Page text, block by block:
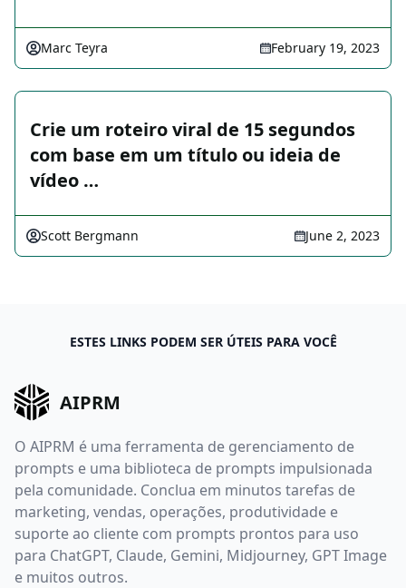
Marc Teyra February 19, 2023
Crie um roteiro viral de 15 segundos
com base em um título ou ideia de
vídeo …
Scott Bergmann June 2, 2023
ESTES LINKS PODEM SER ÚTEIS PARA VOCÊ
AIPRM
O AIPRM é uma ferramenta de gerenciamento de
prompts e uma biblioteca de prompts impulsionada
pela comunidade. Conclua em minutos tarefas de
marketing, vendas, operações, produtividade e
suporte ao cliente com prompts prontos para uso
para ChatGPT, Claude, Gemini, Midjourney, GPT Image
e muitos outros.